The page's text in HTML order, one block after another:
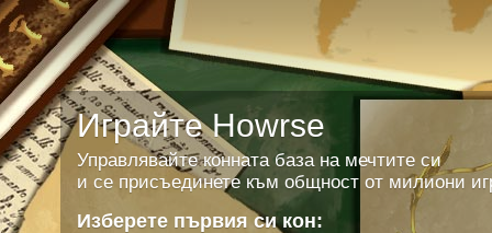
Играйте Howrse
Управлявайте конната база на мечтите си
и се присъединете към общност от милиони
Изберете първия си кон: